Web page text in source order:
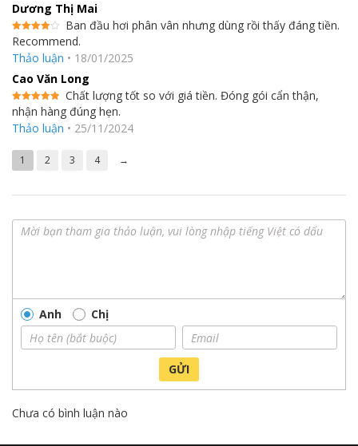
Bơm thoát nước tùy chọn
Dòng sản phẩm bao gồm hai loại mô hình, có hoặc không có
đường ống.
Dương Thị Mai
Được
xếp hạng
45 sao
Ban đầu hơi phân vân nhưng dùng rồi thấy đáng tiền.
Recommend.
Thảo luận • 18/01/2025
Cao Văn Long
Được xếp
hạng 5 5
sao
Chất lượng tốt so với giá tiền. Đóng gói cẩn thận,
nhận hàng đúng hẹn.
Thảo luận • 25/11/2024
1 2 3 4 →
Anh Chị
GỬI
Chưa có bình luận nào